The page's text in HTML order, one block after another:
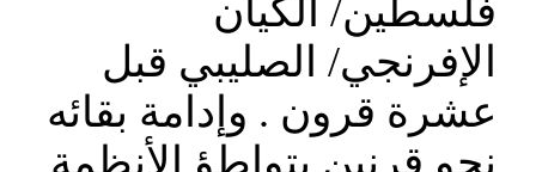
فلسطين/ الكيان
الإفرنجي/ الصليبي قبل
عشرة قرون . وإدامة بقائه